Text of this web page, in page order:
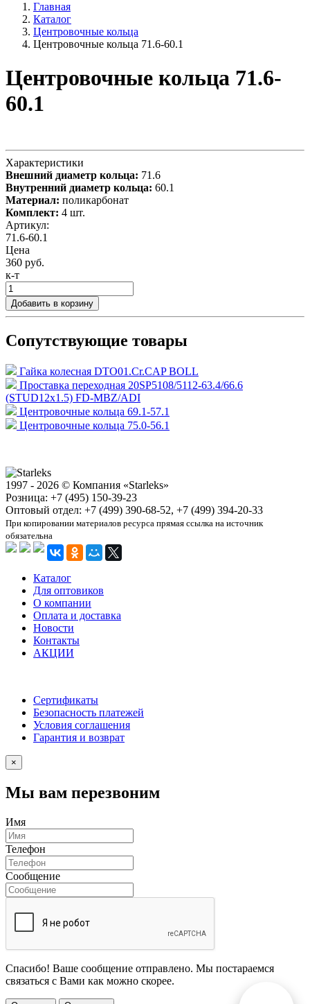
Главная
Каталог
Центровочные кольца
Центровочные кольца 71.6-60.1
Центровочные кольца 71.6-
60.1
Характеристики
Внешний диаметр кольца: 71.6
Внутренний диаметр кольца: 60.1
Материал: поликарбонат
Комплект: 4 шт.
Артикул:
71.6-60.1
Цена
360 руб.
к-т
Добавить в корзину
Сопутствующие товары
Гайка колесная DTO01.Cr.CAP BOLL
Проставка переходная 20SP5108/5112-63.4/66.6
(STUD12x1.5) FD-MBZ/ADI
Центровочные кольца 69.1-57.1
Центровочные кольца 75.0-56.1
1997 - 2026 © Компания «Starleks»
Розница: +7 (495) 150-39-23
Оптовый отдел: +7 (499) 390-68-52, +7 (499) 394-20-33
При копировании материалов ресурса прямая ссылка на источник
обязательна
Каталог
Для оптовиков
О компании
Оплата и доставка
Новости
Контакты
АКЦИИ
Сертификаты
Безопасность платежей
Условия соглашения
Гарантия и возврат
×
Мы вам перезвоним
Имя
Телефон
Сообщение
Спасибо! Ваше сообщение отправлено. Мы постараемся
связаться с Вами как можно скорее.